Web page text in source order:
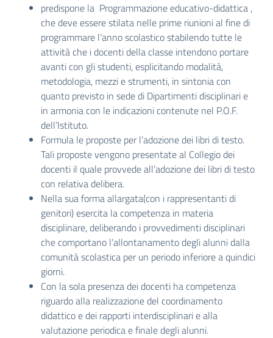
predispone la Programmazione educativo-didattica ,
che deve essere stilata nelle prime riunioni al fine di
programmare l’anno scolastico stabilendo tutte le
attività che i docenti della classe intendono portare
avanti con gli studenti, esplicitando modalità,
metodologia, mezzi e strumenti, in sintonia con
quanto previsto in sede di Dipartimenti disciplinari e
in armonia con le indicazioni contenute nel P.O.F.
dell’Istituto.
Formula le proposte per l’adozione dei libri di testo.
Tali proposte vengono presentate al Collegio dei
docenti il quale provvede all’adozione dei libri di testo
con relativa delibera.
Nella sua forma allargata(con i rappresentanti di
genitori) esercita la competenza in materia
disciplinare, deliberando i provvedimenti disciplinari
che comportano l’allontanamento degli alunni dalla
comunità scolastica per un periodo inferiore a quindici
giorni.
Con la sola presenza dei docenti ha competenza
riguardo alla realizzazione del coordinamento
didattico e dei rapporti interdisciplinari e alla
valutazione periodica e finale degli alunni.